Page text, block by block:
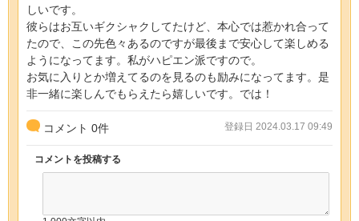
しいです。
彼らはお互いギクシャクしてたけど、本心では惹かれ合って
たので、この先色々あるのですが最後まで安心して楽しめる
ようになってます。私がハピエン派ですので。
お気に入りとか増えてるのを見るのも励みになってます。是
非一緒に楽しんでもらえたら嬉しいです。では！
コメント 0件 登録日 2024.03.17 09:49
コメントを投稿する